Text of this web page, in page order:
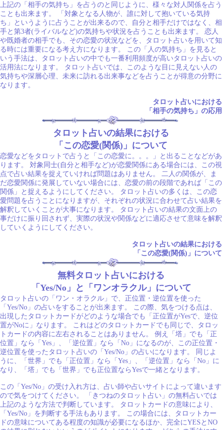
上記の「相手の気持ち」を占うのと同じように、様々な対人関係を占う
ことも出来ます。 「対象となる人物が、誰に対して抱いている気持
ち」というように占うことが出来るので、自分と相手だけではなく、相
手と第3者(ライバルなど)の気持ちや状況を占うことも出来ます。 恋人
や既婚者の相手でも、その恋愛の状況などを、タロット占いを用いて知
る時には重要になる考え方になります。 この「人の気持ち」を見ると
いう手法は、タロット占いの中でも一番利用頻度が高いタロット占いの
活用法になります。 タロット占いでは、このような目に見えない人の
気持ちや深層心理、未来に訪れる出来事などを占うことが得意の分野に
なります。
タロット占いにおける
「相手の気持ち」の応用
タロット占いの結果における
「この恋愛(関係)」について
恋愛などをタロットで占うと「この恋愛に。。。」と出ることなどがあ
ります。 対象同士(自分と相手など)が恋愛関係にある場合には、この視
点で占い結果を捉えていければ問題はありません。 二人の関係が、ま
だ恋愛関係に発展していない場合には、恋愛の前の段階であれば「この
関係」と捉えるようにしてください。 タロット占いの多くは、この恋
愛問題を占うことになりますが、それぞれの状況に合わせて占い結果を
解釈していくことが大事になります。 タロット占いの結果の文面上の
事だけに振り回されず、実際の状況や関係などに適応させて意味を解釈
していくようにしてください。
タロット占いの結果における
「この恋愛(関係)」について
無料タロット占いにおける
「Yes/No」と「ワンオラクル」について
タロット占いの「ワン・オラクル」で、正位置・逆位置を使った
「Yes/No」の占いをすることが出来ます。 この際、気をつける点は、
出現したタロットカードがどのような場合でも「正位置がYesで、逆位
置がNoに」なります。 これはどのタロットカードでも同じで、タロッ
トカードの内容に左右されることはありません。 例え「塔」でも「正
位置」なら「Yes」、「逆位置」なら「No」になるのが、この正位置・
逆位置を使ったタロット占いの「Yes/No」の占いになります。 同じよ
うに、「世界」でも「正位置」なら「Yes」、「逆位置」なら「No」に
なり、「塔」でも「世界」でも正位置ならYesで一緒となります。
この「Yes/No」の受け入れ方は、占い師や占いサイトによって違います
ので気をつけてください。 「きつねのタロット占い」の無料占いでは
上記のような方法で判断しています。 タロットカードの意味により、
「Yes/No」を判断する手法もあります。 この場合には、タロットカー
ドの意味についてある程度の知識が必要になるほか、完全にYESとNO